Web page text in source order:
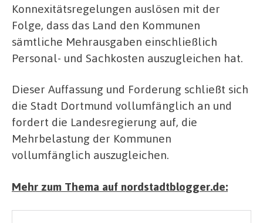
Konnexitätsregelungen auslösen mit der
Folge, dass das Land den Kommunen
sämtliche Mehrausgaben einschließlich
Personal- und Sachkosten auszugleichen hat.
Dieser Auffassung und Forderung schließt sich
die Stadt Dortmund vollumfänglich an und
fordert die Landesregierung auf, die
Mehrbelastung der Kommunen
vollumfänglich auszugleichen.
Mehr zum Thema auf nordstadtblogger.de: